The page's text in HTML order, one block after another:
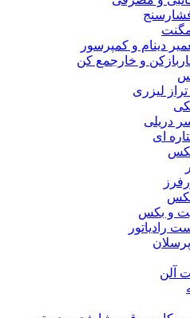
دینام و کمپرسور
و خارجمع کن
لیزری
دریلی
ای
و بکس
رادیاتور
آلن